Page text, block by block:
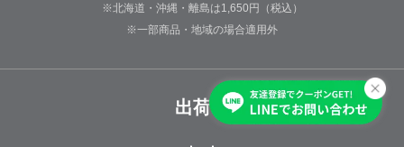
※北海道・沖縄・離島は1,650円（税込）
※一部商品・地域の場合適用外
出荷日